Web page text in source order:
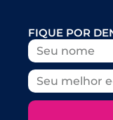
FIQUE POR